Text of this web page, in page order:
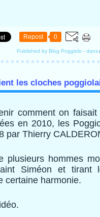
Repost 0
Published by Blog Poggiolo - dans
les cloches
comment on
en 2010, les
par Thierry
plusieurs hommes
Siméon et tirant
certaine harmonie.